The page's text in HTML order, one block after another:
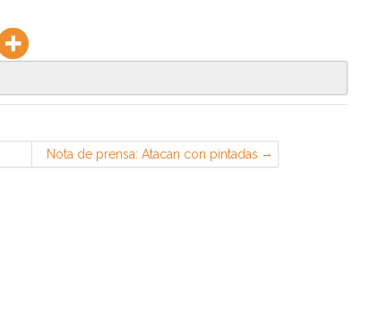
Nota de prensa: Atacan con pintadas
insultantes la sede de CGT en PSA